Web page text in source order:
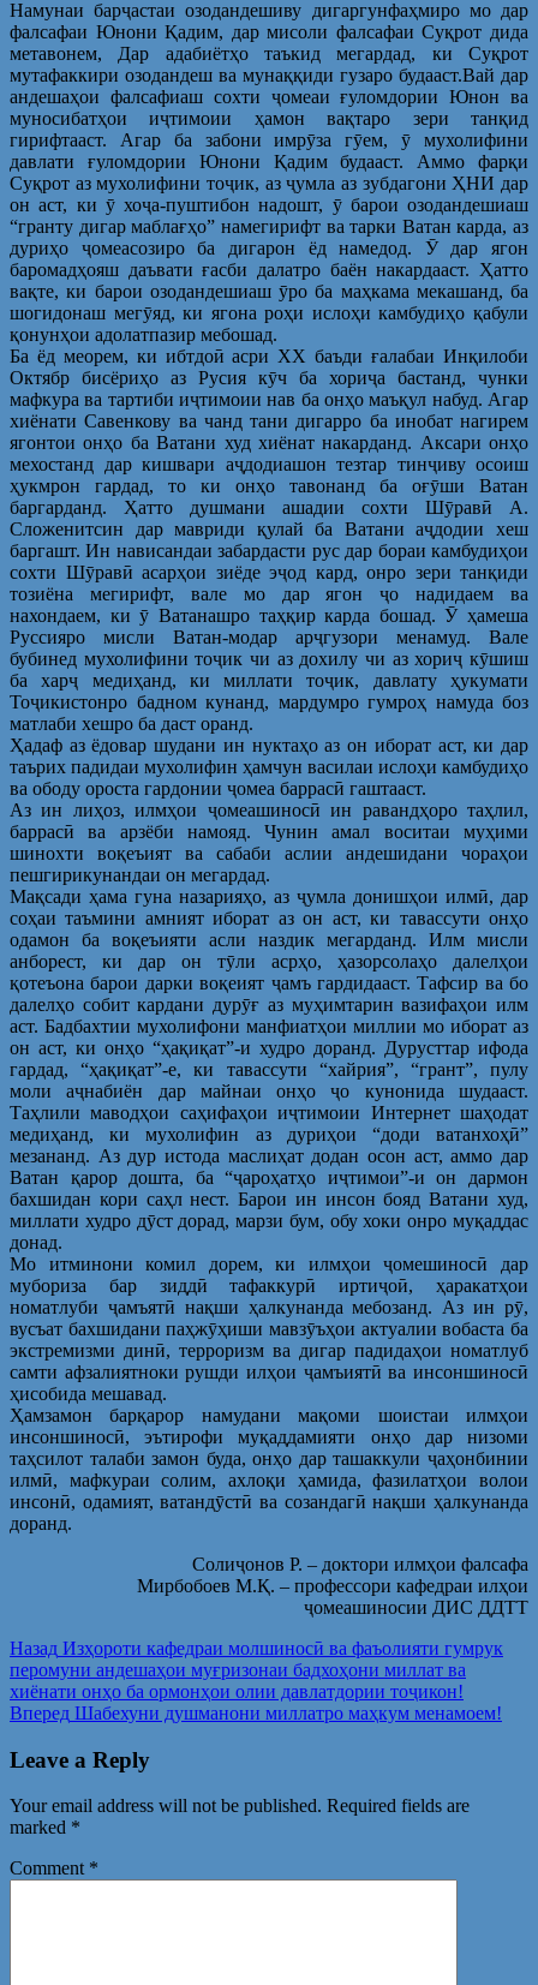
Намунаи барҷастаи озодандешиву дигаргунфаҳмиро мо дар
фалсафаи Юнони Қадим, дар мисоли фалсафаи Суқрот дида
метавонем, Дар адабиётҳо таъкид мегардад, ки Суқрот
мутафаккири озодандеш ва мунаққиди гузаро будааст.Вай дар
андешаҳои фалсафиаш сохти ҷомеаи ғуломдории Юнон ва
муносибатҳои иҷтимоии ҳамон вақтаро зери танқид
гирифтааст. Агар ба забони имрӯза гӯем, ӯ мухолифини
давлати ғуломдории Юнони Қадим будааст. Аммо фарқи
Суқрот аз мухолифини тоҷик, аз ҷумла аз зубдагони ҲНИ дар
он аст, ки ӯ хоҷа-пуштибон надошт, ӯ барои озодандешиаш
“гранту дигар маблағҳо” намегирифт ва тарки Ватан карда, аз
дуриҳо ҷомеасозиро ба дигарон ёд намедод. Ӯ дар ягон
баромадҳояш даъвати ғасби далатро баён накардааст. Ҳатто
вақте, ки барои озодандешиаш ӯро ба маҳкама мекашанд, ба
шогидонаш мегӯяд, ки ягона роҳи ислоҳи камбудиҳо қабули
қонунҳои адолатпазир мебошад.
Ба ёд меорем, ки ибтдоӣ асри ХХ баъди ғалабаи Инқилоби
Октябр бисёриҳо аз Русия кӯч ба хориҷа бастанд, чунки
мафкура ва тартиби иҷтимоии нав ба онҳо маъқул набуд. Агар
хиёнати Савенкову ва чанд тани дигарро ба инобат нагирем
ягонтои онҳо ба Ватани худ хиёнат накарданд. Аксари онҳо
мехостанд дар кишвари аҷдодиашон тезтар тинҷиву осоиш
ҳукмрон гардад, то ки онҳо тавонанд ба оғӯши Ватан
баргарданд. Ҳатто душмани ашадии сохти Шӯравӣ А.
Сложенитсин дар мавриди қулай ба Ватани аҷдодии хеш
баргашт. Ин нависандаи забардасти рус дар бораи камбудиҳои
сохти Шӯравӣ асарҳои зиёде эҷод кард, онро зери танқиди
тозиёна мегирифт, вале мо дар ягон ҷо надидаем ва
нахондаем, ки ӯ Ватанашро таҳқир карда бошад. Ӯ ҳамеша
Руссияро мисли Ватан-модар арҷгузори менамуд. Вале
бубинед мухолифини тоҷик чи аз дохилу чи аз хориҷ кӯшиш
ба харҷ медиҳанд, ки миллати тоҷик, давлату ҳукумати
Тоҷикистонро бадном кунанд, мардумро гумроҳ намуда боз
матлаби хешро ба даст оранд.
Ҳадаф аз ёдовар шудани ин нуктаҳо аз он иборат аст, ки дар
таърих падидаи мухолифин ҳамчун василаи ислоҳи камбудиҳо
ва ободу ороста гардонии ҷомеа баррасӣ гаштааст.
Аз ин лиҳоз, илмҳои ҷомеашиносӣ ин равандҳоро таҳлил,
баррасӣ ва арзёби намояд. Чунин амал воситаи муҳими
шинохти воқеъият ва сабаби аслии андешидани чораҳои
пешгирикунандаи он мегардад.
Мақсади ҳама гуна назарияҳо, аз ҷумла донишҳои илмӣ, дар
соҳаи таъмини амният иборат аз он аст, ки тавассути онҳо
одамон ба воқеъияти асли наздик мегарданд. Илм мисли
анборест, ки дар он тӯли асрҳо, ҳазорсолаҳо далелҳои
қотеъона барои дарки воқеият ҷамъ гардидааст. Тафсир ва бо
далелҳо собит кардани дурӯғ аз муҳимтарин вазифаҳои илм
аст. Бадбахтии мухолифони манфиатҳои миллии мо иборат аз
он аст, ки онҳо “ҳақиқат”-и худро доранд. Дурусттар ифода
гардад, “ҳақиқат”-е, ки тавассути “хайрия”, “грант”, пулу
моли аҷнабиён дар майнаи онҳо ҷо кунонида шудааст.
Таҳлили маводҳои саҳифаҳои иҷтимоии Интернет шаҳодат
медиҳанд, ки мухолифин аз дуриҳои “доди ватанхоҳӣ”
мезананд. Аз дур истода маслиҳат додан осон аст, аммо дар
Ватан қарор дошта, ба “ҷароҳатҳо иҷтимои”-и он дармон
бахшидан кори саҳл нест. Барои ин инсон бояд Ватани худ,
миллати худро дӯст дорад, марзи бум, обу хоки онро муқаддас
донад.
Мо итминони комил дорем, ки илмҳои ҷомешиносӣ дар
мубориза бар зиддӣ тафаккурӣ иртиҷоӣ, ҳаракатҳои
номатлуби ҷамъятӣ нақши ҳалкунанда мебозанд. Аз ин рӯ,
вусъат бахшидани паҳжӯҳиши мавзӯъҳои актуалии вобаста ба
экстремизми динӣ, терроризм ва дигар падидаҳои номатлуб
самти афзалиятноки рушди илҳои ҷамъиятӣ ва инсоншиносӣ
ҳисобида мешавад.
Ҳамзамон барқарор намудани мақоми шоистаи илмҳои
инсоншиносӣ, эътирофи муқаддамияти онҳо дар низоми
таҳсилот талаби замон буда, онҳо дар ташаккули ҷаҳонбинии
илмӣ, мафкураи солим, ахлоқи ҳамида, фазилатҳои волои
инсонӣ, одамият, ватандӯстӣ ва созандагӣ нақши ҳалкунанда
доранд.
Солиҷонов Р. – доктори илмҳои фалсафа
Мирбобоев М.Қ. – профессори кафедраи илҳои
ҷомеашиносии ДИС ДДТТ
Post
navigation
Назад Предыдущая
запись:
Изҳороти кафедраи молшиносӣ ва фаъолияти гумрук
перомуни андешаҳои муғризонаи бадхоҳони миллат ва
хиёнати онҳо ба ормонҳои олии давлатдории тоҷикон!
Вперед Следующая
Шабехуни душманони миллатро маҳкум менамоем!
Leave a Reply
Your email address will not be published. Required fields are
marked *
Comment *